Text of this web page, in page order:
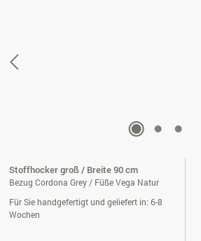
Stoffhocker groß / Breite 90 cm
Bezug Cordona Grey / Füße Vega Natur
Für Sie handgefertigt und geliefert in: 6-8
Wochen